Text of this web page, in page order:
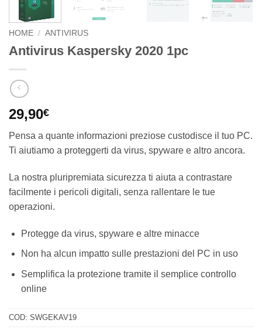
HOME / ANTIVIRUS
Antivirus Kaspersky 2020 1pc
29,90€
Pensa a quante informazioni preziose custodisce il tuo PC.
Ti aiutiamo a proteggerti da virus, spyware e altro ancora.
La nostra pluripremiata sicurezza ti aiuta a contrastare
facilmente i pericoli digitali, senza rallentare le tue
operazioni.
Protegge da virus, spyware e altre minacce
Non ha alcun impatto sulle prestazioni del PC in uso
Semplifica la protezione tramite il semplice controllo
online
COD: SWGEKAV19